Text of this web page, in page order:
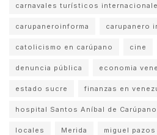
carnavales turísticos
carupaneroinforma carupanero
catolicismo en carúpano cine
denuncia pública economia
estado sucre finanzas en
hospital Santos Aníbal de Carúpano
locales Merida miguel pazos